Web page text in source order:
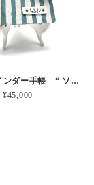
革mini6バインダー手帳 “ ソーダ・セサミシェイク 昼下がりのお茶会” 本革
¥45,000